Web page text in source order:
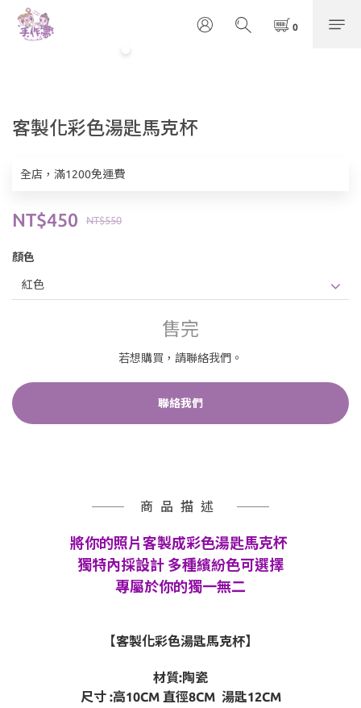
客製化彩色湯匙馬克杯
全店，滿1200免運費
NT$550
NT$450
顏色
售完
若想購買，請聯絡我們。
聯絡我們
商品描述
將你的照片客製成彩色湯匙馬克杯
獨特內採設計 多種繽紛色可選擇
專屬於你的獨一無二
【客製化彩色湯匙馬克杯】
材質:陶瓷
尺寸 :高10CM 直徑8CM 湯匙12CM